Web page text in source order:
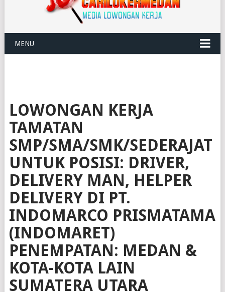
MENU
LOWONGAN KERJA
TAMATAN
SMP/SMA/SMK/SEDERAJAT
UNTUK POSISI: DRIVER,
DELIVERY MAN, HELPER
DELIVERY DI PT.
INDOMARCO PRISMATAMA
(INDOMARET)
PENEMPATAN: MEDAN &
KOTA-KOTA LAIN
SUMATERA UTARA